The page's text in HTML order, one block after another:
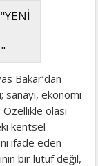
Bakar’dan
sanayi, ekonomi
olası
kentsel
ifade eden
bir lütuf değil,